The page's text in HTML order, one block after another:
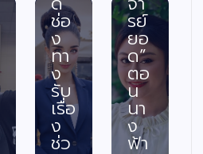
ช่อ
ง
ทา
ง
รับ
เรื่อ
ง
ช่ว
รย์
ยอ
ด”
ตอ
น
นา
ง
ฟ้า